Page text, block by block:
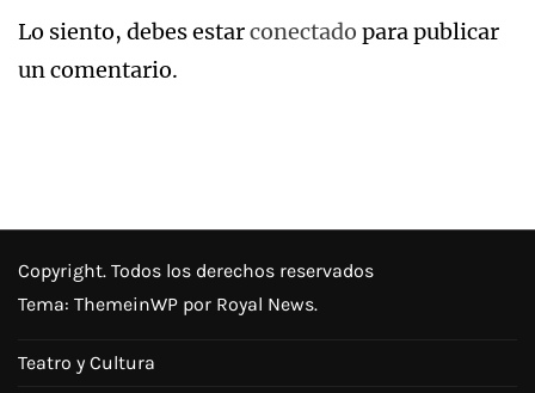
Lo siento, debes estarconectado para publicar
un comentario.
Copyright. Todos los derechos reservados
Tema: ThemeinWP por Royal News.
Teatro y Cultura